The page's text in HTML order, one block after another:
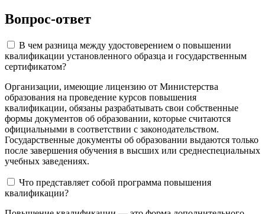
Вопрос-ответ
В чем разница между удостоверением о повышении
квалификации установленного образца и государственным
сертификатом?
Организации, имеющие лицензию от Министерства
образования на проведение курсов повышения
квалификации, обязаны разрабатывать свои собственные
формы документов об образовании, которые считаются
официальными в соответствии с законодательством.
Государственные документы об образовании выдаются только
после завершения обучения в высших или среднеспециальных
учебных заведениях.
Что представляет собой программа повышения
квалификации?